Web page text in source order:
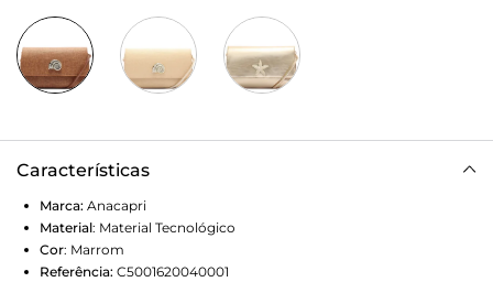
Características
Marca: Anacapri
Material: Material Tecnológico
Cor: Marrom
Referência: C5001620040001